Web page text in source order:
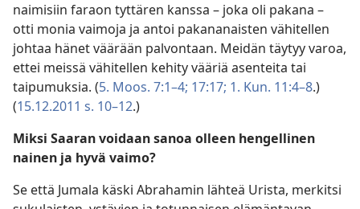
naimisiin faraon tyttären kanssa – joka oli pakana –
otti monia vaimoja ja antoi pakananaisten vähitellen
johtaa hänet väärään palvontaan. Meidän täytyy varoa,
ettei meissä vähitellen kehity vääriä asenteita tai
taipumuksia. (5. Moos. 7:1–4; 17:17; 1. Kun. 11:4–8.)
(15.12.2011 s. 10–12.)
Miksi Saaran voidaan sanoa olleen hengellinen
nainen ja hyvä vaimo?
Se että Jumala käski Abrahamin lähteä Urista, merkitsi